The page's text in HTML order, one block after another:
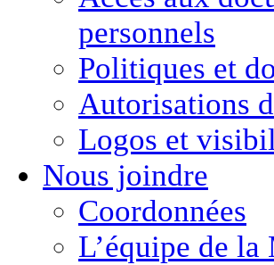
personnels
Politiques et
Autorisations
Logos et
Nous joindre
Coordonnées
L’équipe de la